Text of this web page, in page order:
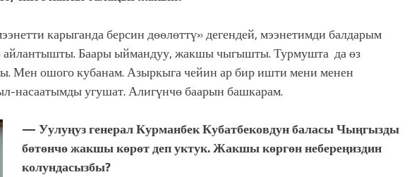
карыганда берсин дөөлөттү» дегендей, мээнетимди балдарым
айлантышты. Баары ыймандуу, жакшы чыгышты. Турмушта да өз
Мен ошого кубанам. Азыркыга чейин ар бир ишти мени менен
насаатымды угушат. Алигүнчө баарын башкарам.
— Уулуңуз генерал Курманбек Кубатбековдун баласы Чыңгызды
бөтөнчө жакшы көрөт деп уктук. Жакшы көргөн небереңиздин
колундасызбы?